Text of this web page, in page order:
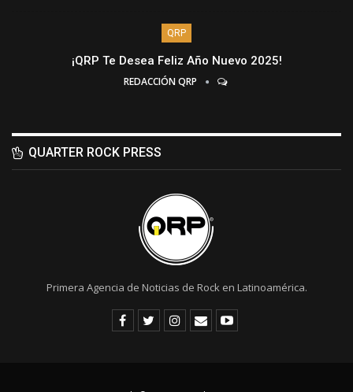
QRP
¡QRP Te Desea Feliz Año Nuevo 2025!
REDACCIÓN QRP
QUARTER ROCK PRESS
Primera Agencia de Noticias de Rock en Latinoamérica.